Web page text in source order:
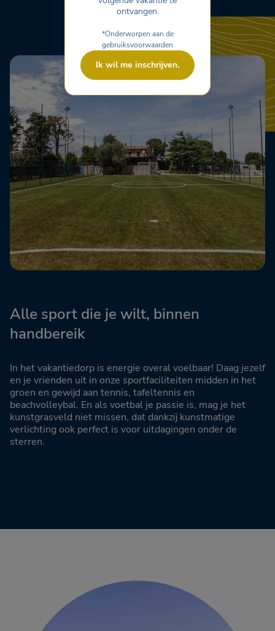
Alle sport die je wilt, binnen
handbereik
In het vakantiedorp is energie overal voelbaar! Daag jezelf
en je vrienden uit in onze sportfaciliteiten midden in het
groen en gewijd aan tennis, tafeltennis en
beachvolleybal. En als voetbal je passie is, mag je het
kunstgrasveld niet missen, dat dankzij kunstmatige
verlichting ook perfect is voor uitdagingen onder de
sterren.
ontvangen.
*Onderworpen aan de
gebruiksvoorwaarden
Ik wil me inschrijven.